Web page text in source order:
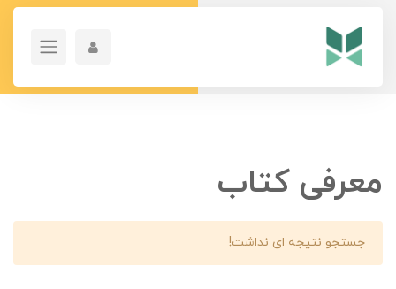
معرفی کتاب
جستجو نتیجه ای نداشت!